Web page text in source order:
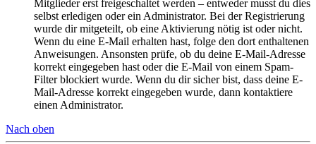
Mitglieder erst freigeschaltet werden – entweder musst du dies
selbst erledigen oder ein Administrator. Bei der Registrierung
wurde dir mitgeteilt, ob eine Aktivierung nötig ist oder nicht.
Wenn du eine E-Mail erhalten hast, folge den dort enthaltenen
Anweisungen. Ansonsten prüfe, ob du deine E-Mail-Adresse
korrekt eingegeben hast oder die E-Mail von einem Spam-
Filter blockiert wurde. Wenn du dir sicher bist, dass deine E-
Mail-Adresse korrekt eingegeben wurde, dann kontaktiere
einen Administrator.
Nach oben